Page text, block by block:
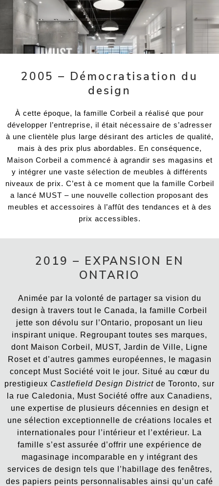
2005 – Démocratisation du
design
À cette époque, la famille Corbeil a réalisé que pour
développer l’entreprise, il était nécessaire de s’adresser
à une clientèle plus large désirant des articles de qualité,
mais à des prix plus abordables. En conséquence,
Maison Corbeil a commencé à agrandir ses magasins et
y intégrer une vaste sélection de meubles à différents
niveaux de prix. C’est à ce moment que la famille Corbeil
a lancé MUST – une nouvelle collection proposant des
meubles et accessoires à l’affût des tendances et à des
prix accessibles.
2019 – EXPANSION EN
ONTARIO
Animée par la volonté de partager sa vision du
design à travers tout le Canada, la famille Corbeil
jette son dévolu sur l’Ontario, proposant un lieu
inspirant unique. Regroupant toutes ses marques,
dont Maison Corbeil, MUST, Jardin de Ville, Ligne
Roset et d’autres gammes européennes, le magasin
concept Must Société voit le jour. Situé au cœur du
prestigieux Castlefield Design District de Toronto, sur
la rue Caledonia, Must Société offre aux Canadiens,
une expertise de plusieurs décennies en design et
une sélection exceptionnelle de créations locales et
internationales pour l’intérieur et l’extérieur. La
famille s’est assurée d’offrir une expérience de
magasinage incomparable en y intégrant des
services de design tels que l’habillage des fenêtres,
des papiers peints personnalisables ainsi qu’un café